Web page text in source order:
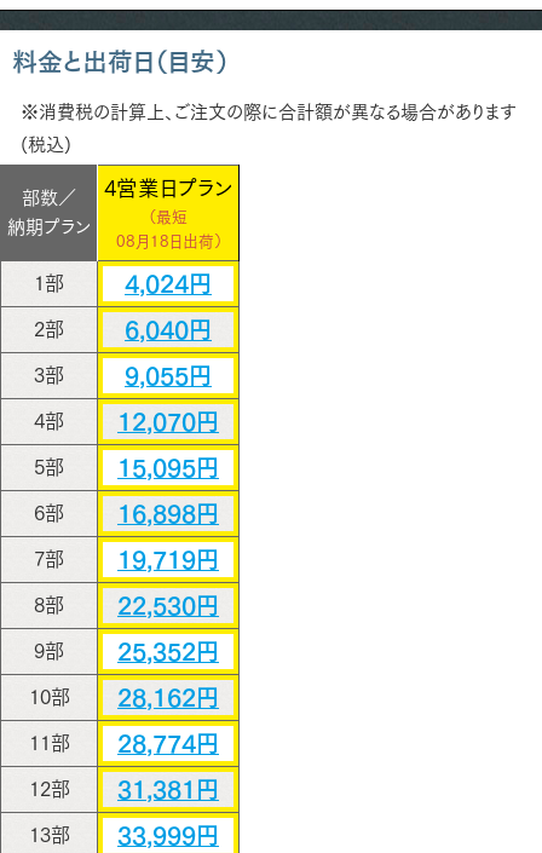
料金と出荷日（目安）
※消費税の計算上、ご注文の際に合計額が異なる場合があります
(税込)
部数／
納期プラン
4営業日プラン
（最短
08月18日出荷）
1部 4,024円
2部 6,040円
3部 9,055円
4部 12,070円
5部 15,095円
6部 16,898円
7部 19,719円
8部 22,530円
9部 25,352円
10部 28,162円
11部 28,774円
12部 31,381円
13部 33,999円